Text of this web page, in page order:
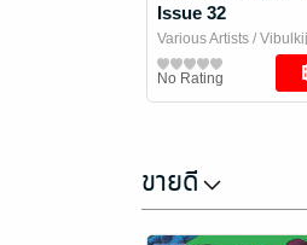
Issue 32
Various Artists / Vibulkij
Publishing
นิตยสารการ์ตูนและเกม
No Rating
ขายดี